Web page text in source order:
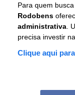
Para quem
Rodobens
administrativa .
precisa investir
Clique aqui